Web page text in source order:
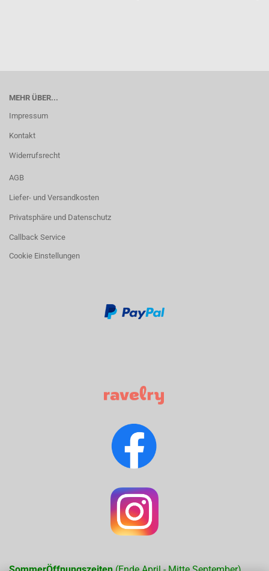
MEHR ÜBER...
Impressum
Kontakt
Widerrufsrecht
AGB
Liefer- und Versandkosten
Privatsphäre und Datenschutz
Callback Service
Cookie Einstellungen